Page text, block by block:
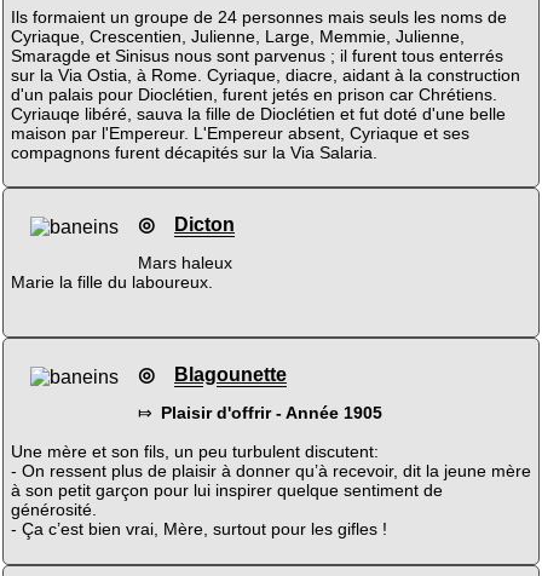
Ils formaient un groupe de 24 personnes mais seuls les noms de
Cyriaque, Crescentien, Julienne, Large, Memmie, Julienne,
Smaragde et Sinisus nous sont parvenus ; il furent tous enterrés
sur la Via Ostia, à Rome. Cyriaque, diacre, aidant à la construction
d'un palais pour Dioclétien, furent jetés en prison car Chrétiens.
Cyriauqe libéré, sauva la fille de Dioclétien et fut doté d'une belle
maison par l'Empereur. L'Empereur absent, Cyriaque et ses
compagnons furent décapités sur la Via Salaria.
◎ Dicton
Mars haleux
Marie la fille du laboureux.
◎ Blagounette
⤇ Plaisir d'offrir - Année 1905
Une mère et son fils, un peu turbulent discutent:
- On ressent plus de plaisir à donner qu’à recevoir, dit la jeune mère
à son petit garçon pour lui inspirer quelque sentiment de
générosité.
- Ça c’est bien vrai, Mère, surtout pour les gifles !